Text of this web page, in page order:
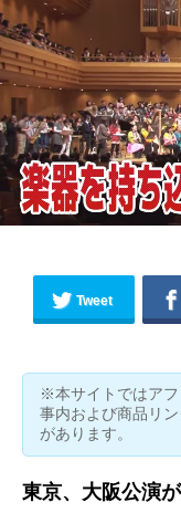
Tweet
※本サイトではア
事内および商品リ
があります。
東京、大阪公演